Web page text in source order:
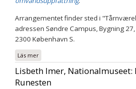
Arrangementet finder sted i
adressen Søndre Campus, Bygning 27,
2300 København S.
Läs mer
vidnesbyrd om verdenskendskab
Lisbeth Imer, Nationalmuseet:
Runesten